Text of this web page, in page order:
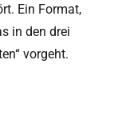
Ein Format,
in den drei
vorgeht.